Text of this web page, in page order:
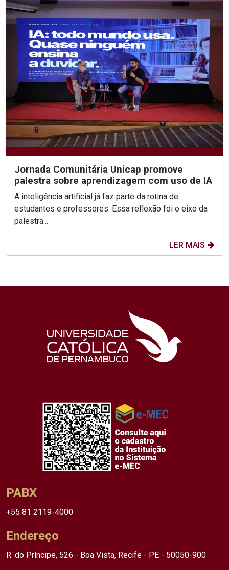
Jornada Comunitária Unicap promove
palestra sobre aprendizagem com uso de IA
A inteligência artificial já faz parte da rotina de
estudantes e professores. Essa reflexão foi o eixo da
palestra...
LER MAIS
PABX
+55 81 2119-4000
Endereço
R. do Príncipe, 526 - Boa Vista, Recife - PE - 50050-900